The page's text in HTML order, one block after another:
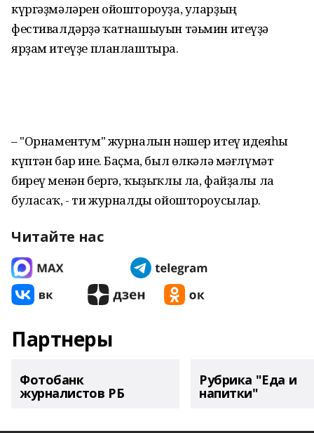
күргәҙмәләрен ойоштороуҙа, уларҙың
фестивалдәрҙә ҡатнашыуын тәьмин итеүҙә
ярҙам итеүҙе планлаштыра.
– "Орнаментум" журналын нәшер итеү идеяһы
күптән бар ине. Баҫма, был өлкәлә мәғлүмәт
биреү менән бергә, ҡыҙыҡлы ла, файҙалы ла
буласаҡ, - ти журналды ойоштороусылар.
Читайте нас
Партнеры
Фотобанк
журналистов РБ
Рубрика "Еда и
напитки"